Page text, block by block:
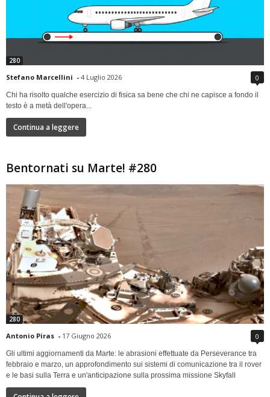
280
Stefano Marcellini - 4 Luglio 2026 0
Chi ha risolto qualche esercizio di fisica sa bene che chi ne capisce a fondo il
testo è a metà dell'opera...
Continua a leggere
Bentornati su Marte! #280
280
Antonio Piras - 17 Giugno 2026 0
Gli ultimi aggiornamenti da Marte: le abrasioni effettuate da Perseverance tra
febbraio e marzo, un approfondimento sui sistemi di comunicazione tra il rover
e le basi sulla Terra e un'anticipazione sulla prossima missione Skyfall